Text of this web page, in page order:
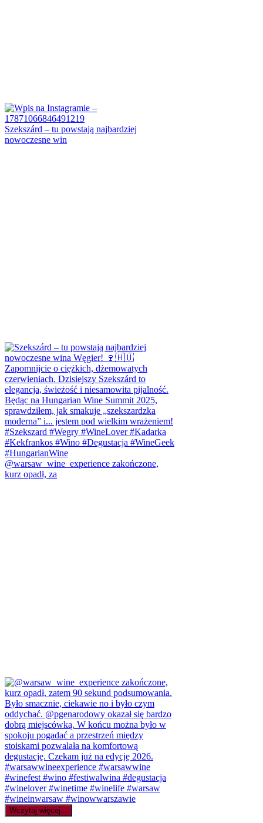
Szekszárd – tu powstają najbardziej
nowoczesne win
@warsaw_wine_experience zakończone,
kurz opadł, za
Wczytaj więcej...